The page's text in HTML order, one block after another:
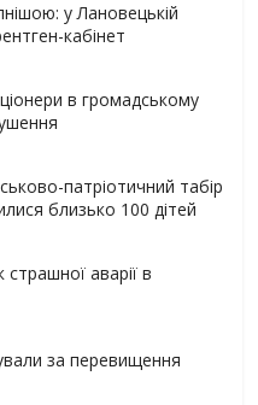
у Лановецькій
кабінет
в громадському
патріотичний табір
близько 100 дітей
аварії в
за перевищення